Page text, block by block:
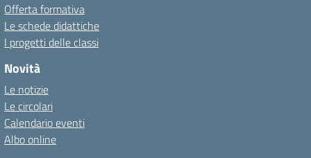
Offerta formativa
Le schede didattiche
I progetti delle classi
Novità
Le notizie
Le circolari
Calendario eventi
Albo online